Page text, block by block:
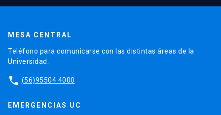
MESA CENTRAL
Teléfono para comunicarse con las distintas áreas de la
Universidad.
phone (56)95504 4000
EMERGENCIAS UC